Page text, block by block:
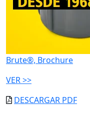
Brute®, Brochure
VER >>
DESCARGAR PDF